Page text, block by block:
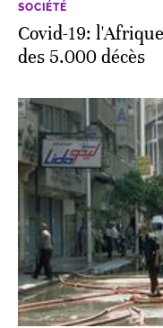
SOCIÉTÉ
Covid-19:
des 5.000 décès